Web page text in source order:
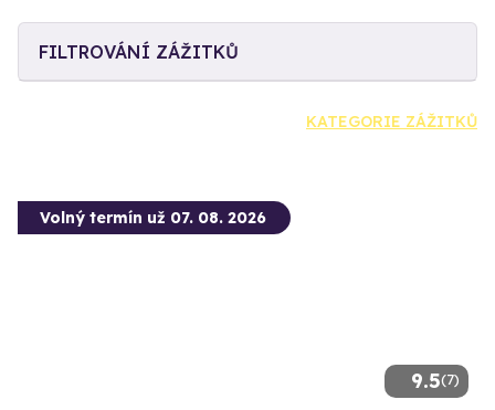
FILTROVÁNÍ ZÁŽITKŮ
KATEGORIE ZÁŽITKŮ
9.5(7)
Volný termín už 07. 08. 2026